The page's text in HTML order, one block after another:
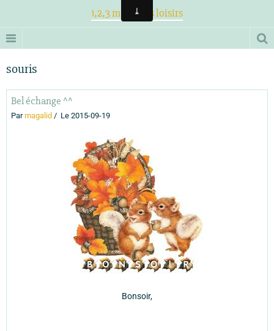
1,2,3 magiques loisirs
souris
Bel échange ^^
Parmagalid Le 2015-09-19
Bonsoir,